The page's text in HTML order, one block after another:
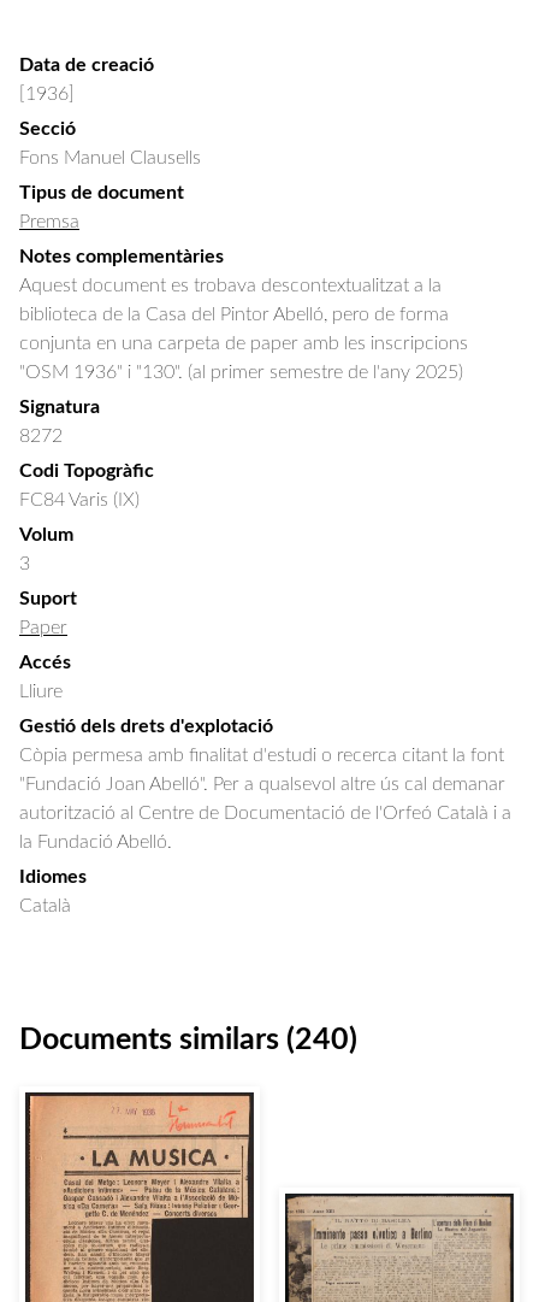
Data de creació
[1936]
Secció
Fons Manuel Clausells
Tipus de document
Premsa
Notes complementàries
Aquest document es trobava descontextualitzat a la
biblioteca de la Casa del Pintor Abelló, pero de forma
conjunta en una carpeta de paper amb les inscripcions
"OSM 1936" i "130". (al primer semestre de l'any 2025)
Signatura
8272
Codi Topogràfic
FC84 Varis (IX)
Volum
3
Suport
Paper
Accés
Lliure
Gestió dels drets d'explotació
Còpia permesa amb finalitat d'estudi o recerca citant la font
"Fundació Joan Abelló". Per a qualsevol altre ús cal demanar
autorització al Centre de Documentació de l'Orfeó Català i a
la Fundació Abelló.
Idiomes
Català
Documents similars (240)